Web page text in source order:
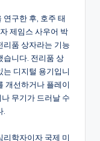
구한 후, 호주 태
제임스 사우어 박
리품 상자라는 기능
습니다. 전리품 상
는 디지털 용기입니
개선하거나 플레이
무기가 드러날 수
.
리학자이자 국제 미